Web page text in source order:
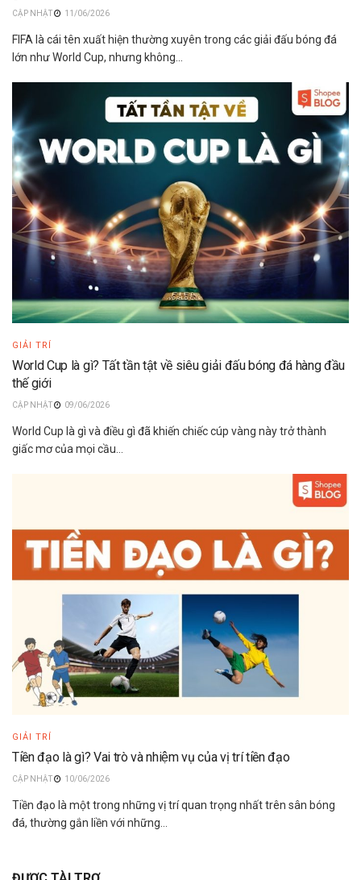
11/06/2026
FIFA là cái tên xuất hiện thường xuyên trong các giải đấu bóng đá
lớn như World Cup, nhưng không...
GIẢI TRÍ
World Cup là gì? Tất tần tật về siêu giải đấu bóng đá hàng đầu
thế giới
09/06/2026
World Cup là gì và điều gì đã khiến chiếc cúp vàng này trở thành
giấc mơ của mọi cầu...
GIẢI TRÍ
Tiền đạo là gì? Vai trò và nhiệm vụ của vị trí tiền đạo
10/06/2026
Tiền đạo là một trong những vị trí quan trọng nhất trên sân bóng
đá, thường gắn liền với những...